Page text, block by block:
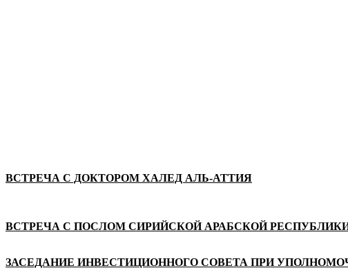
ВСТРЕЧА С ДОКТОРОМ ХАЛЕД АЛЬ-АТТИЯ
ВСТРЕЧА С ПОСЛОМ СИРИЙСКОЙ АРАБСКОЙ
ЗАСЕДАНИЕ ИНВЕСТИЦИОННОГО СОВЕТА ПРИ